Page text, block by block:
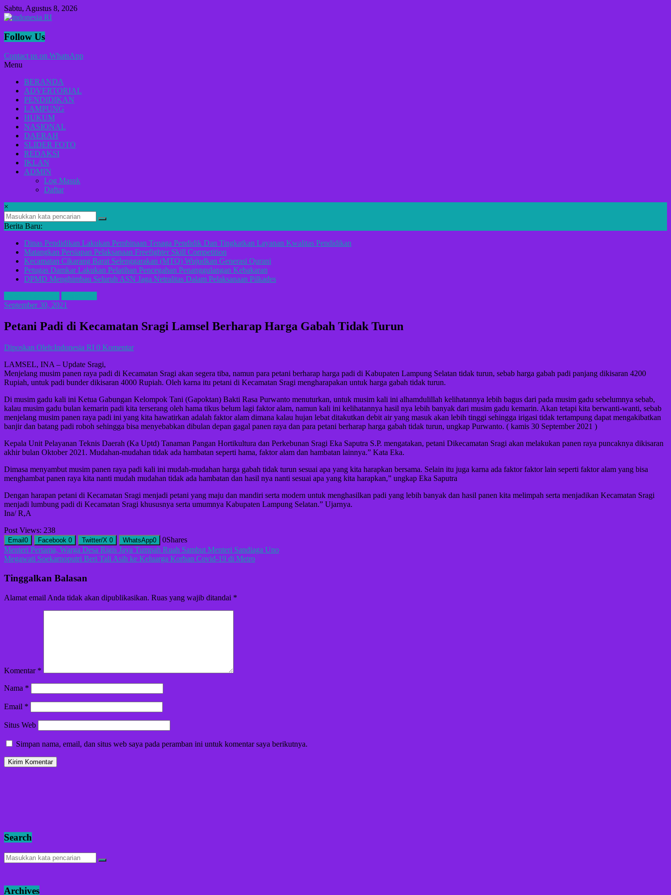
Lompat
ke
Sabtu, Agustus 8, 2026
indonesia
Lugas
Menyikap
Berita,Terpercaya
Dan
Tegas
Follow Us
Contact us on WhatsApp
Menu
BERANDA
ADVERTORIAL
PENDIDIKAN
LAMPUNG
HUKUM
NASIONAL
DAERAH
SLIDER FOTO
REDAKSI
IKLAN
ADMIN
Log Masuk
Daftar
×
Berita Baru:
Dinas Pendidikan Lakukan Pembinaan Tenaga Pendidik Dan Tingkatkan Layanan Kwalitas Pendidikan
Matangkan Persiapan Pelaksanaan Freefighter Skill Competition
Kecamatan Cikarang Barat Selenggarakan (MTQ) Wujudkan Generasi Qurani
Petugas Damkar Lakukan Pelatihan Pencegahan Penanggulangan Kebakaran
DPMD Menghimbau Seluruh ASN Jaga Netralitas Dalam Pelaksanaan Pilkades
September 30, 2021
Petani Padi di Kecamatan Sragi Lamsel Berharap Harga Gabah Tidak Turun
Diposkan Oleh:Indonesia RI 0 Komentar
LAMSEL, INA – Update Sragi,
Menjelang musim panen raya padi di Kecamatan Sragi akan segera tiba, namun para petani berharap harga padi di Kabupaten Lampung Selatan tidak turun, sebab harga gabah padi panjang dikisaran 4200
Rupiah, untuk padi bunder dikisaran 4000 Rupiah. Oleh karna itu petani di Kecamatan Sragi mengharapakan untuk harga gabah tidak turun.
Di musim gadu kali ini Ketua Gabungan Kelompok Tani (Gapoktan) Bakti Rasa Purwanto menuturkan, untuk musim kali ini alhamdulillah kelihatannya lebih bagus dari pada musim gadu sebelumnya sebab,
kalau musim gadu bulan kemarin padi kita terserang oleh hama tikus belum lagi faktor alam, namun kali ini kelihatannya hasil nya lebih banyak dari musim gadu kemarin. Akan tetapi kita berwanti-wanti, sebab
menjelang musim panen raya padi ini yang kita hawatirkan adalah faktor alam dimana kalau hujan lebat ditakutkan debit air yang masuk akan lebih tinggi sehingga irigasi tidak tertampung dapat mengakibatkan
banjir dan batang padi roboh sehingga bisa menyebabkan dibulan depan gagal panen raya dan para petani berharap harga gabah tidak turun, ungkap Purwanto. ( kamis 30 September 2021 )
Kepala Unit Pelayanan Teknis Daerah (Ka Uptd) Tanaman Pangan Hortikultura dan Perkebunan Sragi Eka Saputra S.P. mengatakan, petani Dikecamatan Sragi akan melakukan panen raya puncaknya dikisaran
akhir bulan Oktober 2021. Mudahan-mudahan tidak ada hambatan seperti hama, faktor alam dan hambatan lainnya.” Kata Eka.
Dimasa menyambut musim panen raya padi kali ini mudah-mudahan harga gabah tidak turun sesuai apa yang kita harapkan bersama. Selain itu juga karna ada faktor faktor lain seperti faktor alam yang bisa
menghambat panen raya kita nanti mudah mudahan tidak ada hambatan dan hasil nya nanti sesuai apa yang kita harapkan,” ungkap Eka Saputra
Dengan harapan petani di Kecamatan Sragi menjadi petani yang maju dan mandiri serta modern untuk menghasilkan padi yang lebih banyak dan hasil panen kita melimpah serta menjadikan Kecamatan Sragi
menjadi lumbung padi di Kecamatan Sragi khususnya serta umumnya Kabupaten Lampung Selatan.” Ujarnya.
Ina/ R,A
Post Views: 238
Email 0 Facebook 0 Twitter/X 0 WhatsApp0 0Shares
Navigasi
pos
Menteri Pertama, Warga Desa Rigis Jaya Tumpah Ruah Sambut Menteri Sandiaga Uno
Megawati Soekarnoputri Beri Tali Asih ke Keluarga Korban Covid-19 di Metro
Tinggalkan Balasan
Alamat email Anda tidak akan dipublikasikan. Ruas yang wajib ditandai *
Komentar *
Nama *
Email *
Situs Web
Simpan nama, email, dan situs web saya pada peramban ini untuk komentar saya berikutnya.
Search
Archives